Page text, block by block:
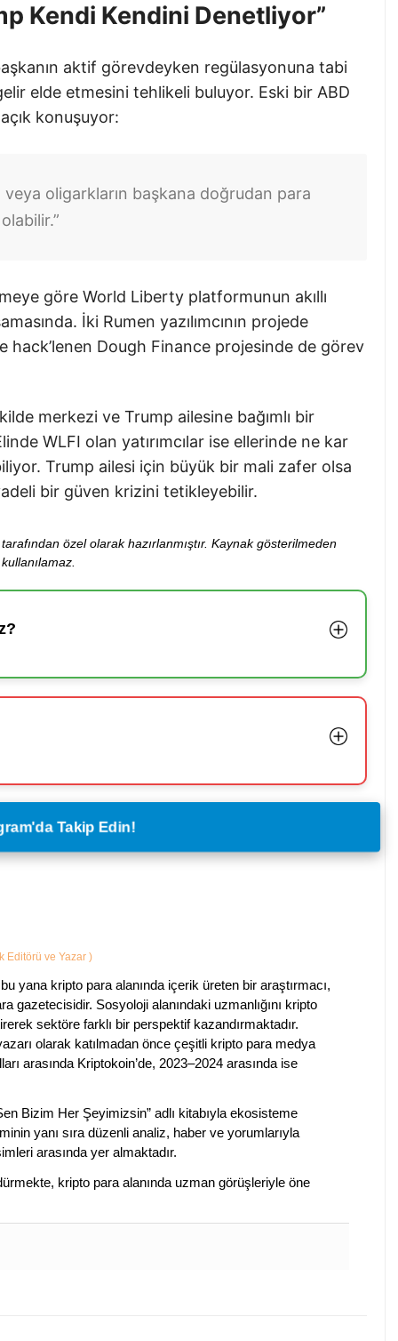
Kendi Kendini Denetliyor”
aktif görevdeyken regülasyonuna tabi
elde etmesini tehlikeli buluyor. Eski bir ABD
konuşuyor:
veya oligarkların başkana doğrudan para
göre World Liberty platformunun akıllı
İki Rumen yazılımcının projede
hack’lenen Dough Finance projesinde de görev
merkezi ve Trump ailesine bağımlı bir
WLFI olan yatırımcılar ise ellerinde ne kar
Trump ailesi için büyük bir mali zafer olsa
bir güven krizini tetikleyebilir.
özel olarak hazırlanmıştır. Kaynak gösterilmeden
kullanılamaz.
Takip Edin!
Editörü ve Yazar )
yana kripto para alanında içerik üreten bir araştırmacı,
gazetecisidir. Sosyoloji alanındaki uzmanlığını kripto
sektöre farklı bir perspektif kazandırmaktadır.
olarak katılmadan önce çeşitli kripto para medya
arasında Kriptokoin’de, 2023–2024 arasında ise
Bizim Her Şeyimizsin” adlı kitabıyla ekosisteme
yanı sıra düzenli analiz, haber ve yorumlarıyla
arasında yer almaktadır.
kripto para alanında uzman görüşleriyle öne